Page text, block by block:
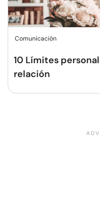
Comunicación
10 Límites
relación